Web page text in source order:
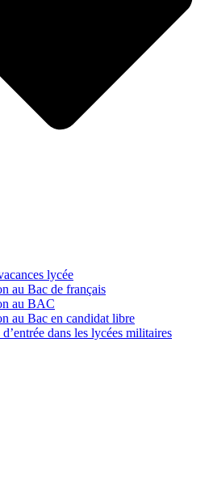
lycée
au Bac de français
au BAC
au Bac en candidat libre
dans les lycées militaires